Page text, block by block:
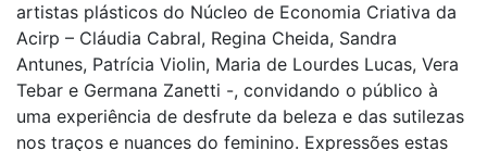
artistas plásticos do Núcleo de Economia Criativa da
Acirp – Cláudia Cabral, Regina Cheida, Sandra
Antunes, Patrícia Violin, Maria de Lourdes Lucas, Vera
Tebar e Germana Zanetti -, convidando o público à
uma experiência de desfrute da beleza e das sutilezas
nos traços e nuances do feminino. Expressões estas